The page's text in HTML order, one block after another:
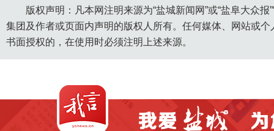
版权声明：凡本网注明来源为“盐城新闻网”或“盐阜大众
集团及作者或页面内声明的版权人所有。任何媒体、网站或
书面授权的，在使用时必须注明上述来源。